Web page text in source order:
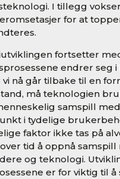
I tillegg
for at
fortsetter
endrer seg i
nå går tilbake til en
må teknologien
samspill med
i tydelige
faktor ikke tas på
tid å oppnå
og teknologi.
er for viktig til å